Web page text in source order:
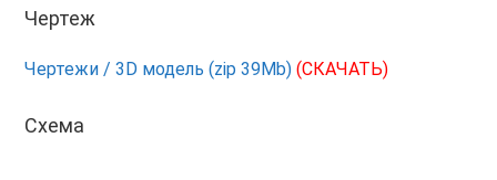
Чертеж
Чертежи / 3D модель (zip 39Mb)(СКАЧАТЬ)
Схема